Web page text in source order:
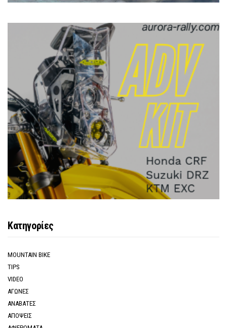
Κατηγορίες
MOUNTAIN BIKE
TIPS
VIDEO
ΑΓΩΝΕΣ
ΑΝΑΒΑΤΕΣ
ΑΠΟΨΕΙΣ